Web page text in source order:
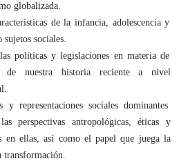
globalizada.
de la infancia, adolescencia y
sujetos sociales.
políticas y legislaciones en materia de
de nuestra historia reciente a nivel
y representaciones sociales dominantes
perspectivas antropológicas, éticas y
en ellas, así como el papel que juega la
transformación.